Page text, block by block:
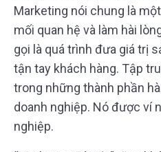
Marketing nói chung là
mối quan hệ và làm hài
gọi là quá trình đưa giá trị
tận tay khách hàng. Tập
trong những thành phần
doanh nghiệp. Nó được ví
nghiệp.